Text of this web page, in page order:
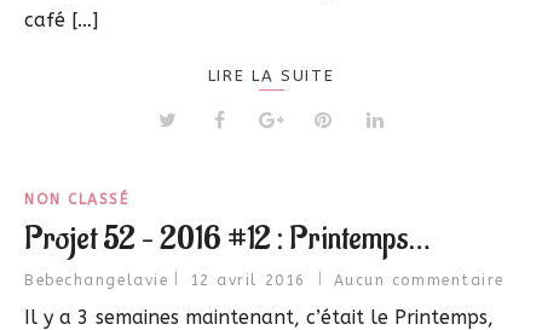
café […]
LIRE LA SUITE
NON CLASSÉ
Projet 52 – 2016 #12 : Printemps…
Bebechangelavie 12 avril 2016 Aucun commentaire
Il y a 3 semaines maintenant, c’était le Printemps,